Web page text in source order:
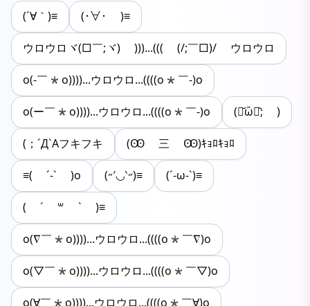
(´∀｀)≡ (･∀･ )≡
ウロウロヾ(□￣;ヾ) )))...((( (/;￣□)/ ウロウロ
o(-￣*o))))...ウロウロ...((((o*￣-)o
o(ー￣*o))))...ウロウロ...((((o*￣-)o (･᷄ὢ･᷅; )
(；´Д`Aフキフキ (Ꙭ 三 Ꙭ)ｷｮﾛｷｮﾛ
≡( ´-` )o (˶′◡‵˶)≡ (´-ω-`)≡
( ´ ꒳ ` )≡
o(∇￣*o))))...ウロウロ...((((o*￣∇)o
o(▽￣*o))))...ウロウロ...((((o*￣▽)o
o(∀￣*o))))...ウロウロ...((((o*￣∀)o